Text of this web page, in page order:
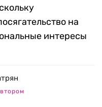
на
интересы